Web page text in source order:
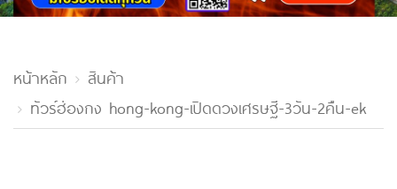
หน้าหลัก
สินค้า
ทัวร์ฮ่องกง hong-kong-เปิดดวงเศรษฐี-3วัน-2คืน-ek